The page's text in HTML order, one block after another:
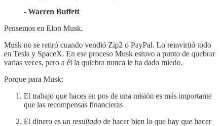
- Warren Buffett
Pensemos en Elon Musk.
Musk no se retiró cuando vendió Zip2 o PayPal. Lo reinvirtió todo
en Tesla y SpaceX. En ese proceso Musk estuvo a punto de quebrar
varias veces, pero a él la quiebra nunca le ha dado miedo.
Porque para Musk:
El trabajo que haces en pos de una misión es más importante
que las recompensas financieras
El dinero es un resultado de hacer bien lo que hay que hacer